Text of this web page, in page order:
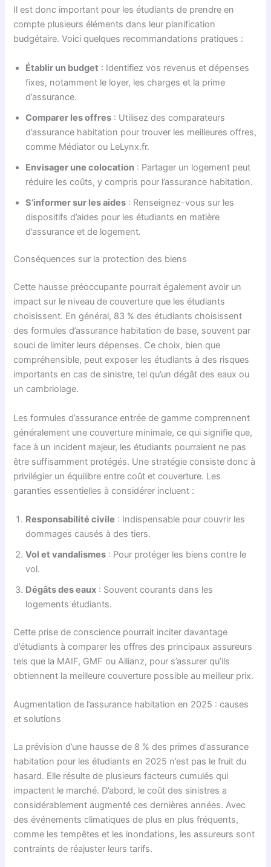
Il est donc important pour les étudiants de prendre en
compte plusieurs éléments dans leur planification
budgétaire. Voici quelques recommandations pratiques :
Établir un budget : Identifiez vos revenus et dépenses
fixes, notamment le loyer, les charges et la prime
d’assurance.
Comparer les offres : Utilisez des comparateurs
d’assurance habitation pour trouver les meilleures offres,
comme Médiator ou LeLynx.fr.
Envisager une colocation : Partager un logement peut
réduire les coûts, y compris pour l’assurance habitation.
S’informer sur les aides : Renseignez-vous sur les
dispositifs d’aides pour les étudiants en matière
d’assurance et de logement.
Conséquences sur la protection des biens
Cette hausse préoccupante pourrait également avoir un
impact sur le niveau de couverture que les étudiants
choisissent. En général, 83 % des étudiants choisissent
des formules d’assurance habitation de base, souvent par
souci de limiter leurs dépenses. Ce choix, bien que
compréhensible, peut exposer les étudiants à des risques
importants en cas de sinistre, tel qu’un dégât des eaux ou
un cambriolage.
Les formules d’assurance entrée de gamme comprennent
généralement une couverture minimale, ce qui signifie que,
face à un incident majeur, les étudiants pourraient ne pas
être suffisamment protégés. Une stratégie consiste donc à
privilégier un équilibre entre coût et couverture. Les
garanties essentielles à considérer incluent :
Responsabilité civile : Indispensable pour couvrir les
dommages causés à des tiers.
Vol et vandalismes : Pour protéger les biens contre le
vol.
Dégâts des eaux : Souvent courants dans les
logements étudiants.
Cette prise de conscience pourrait inciter davantage
d’étudiants à comparer les offres des principaux assureurs
tels que la MAIF, GMF ou Allianz, pour s’assurer qu’ils
obtiennent la meilleure couverture possible au meilleur prix.
Augmentation de l’assurance habitation en 2025 : causes
et solutions
La prévision d’une hausse de 8 % des primes d’assurance
habitation pour les étudiants en 2025 n’est pas le fruit du
hasard. Elle résulte de plusieurs facteurs cumulés qui
impactent le marché. D’abord, le coût des sinistres a
considérablement augmenté ces dernières années. Avec
des événements climatiques de plus en plus fréquents,
comme les tempêtes et les inondations, les assureurs sont
contraints de réajuster leurs tarifs.